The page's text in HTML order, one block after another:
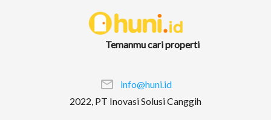
Temanmu cari properti
info@huni.id
2022, PT Inovasi Solusi Canggih